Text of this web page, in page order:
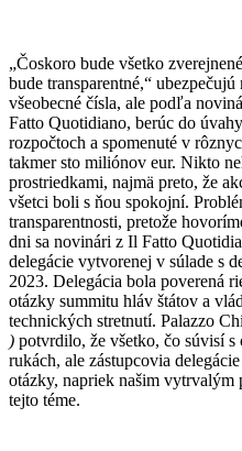
„Čoskoro bude všetko
bude transparentné,“
všeobecné čísla, ale podľa
Fatto Quotidiano, berúc do
rozpočtoch a spomenuté v
takmer sto miliónov eur. Nikto
prostriedkami, najmä preto, že
všetci boli s ňou spokojní.
transparentnosti, pretože
dni sa novinári z Il Fatto
delegácie vytvorenej v súlade s
2023. Delegácia bola poverená
otázky summitu hláv štátov a
technických stretnutí. Palazzo
) potvrdilo, že všetko, čo súvisí
rukách, ale zástupcovia
otázky, napriek našim
tejto téme.